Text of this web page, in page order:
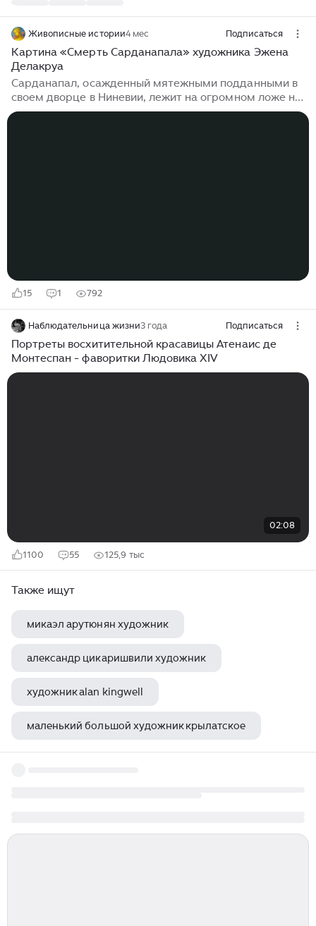
Живописные истории4 мес Подписаться
Картина «Смерть Сарданапала» художника Эжена
Делакруа
Сарданапал, осажденный мятежными подданными в
своем дворце в Ниневии, лежит на огромном ложе на
вершине погребальной конструкции. Вместо того
15 1 792
Наблюдательница жизни3 года Подписаться
Портреты восхитительной красавицы Атенаис де
Монтеспан - фаворитки Людовика XIV
02:08
1100 55 125,9 тыс
Также ищут
микаэл арутюнян художник
александр цикаришвили художник
художник alan kingwell
маленький большой художник крылатское